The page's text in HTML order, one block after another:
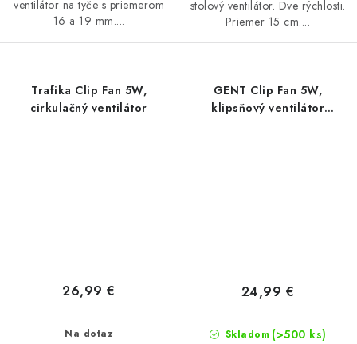
ventilátor na tyče s priemerom
16 a 19 mm....
stolový ventilátor. Dve rýchlosti.
Priemer 15 cm....
Trafika Clip Fan 5W,
cirkulačný ventilátor
Na dotaz
26,99 €
GENT Clip Fan 5W,
klipsňový ventilátor
Skladom (>500 ks)
24,99 €